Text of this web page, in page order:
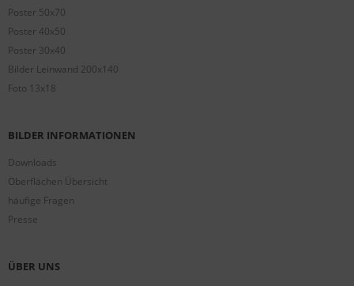
Poster 50x70
Poster 40x50
Poster 30x40
Bilder Leinwand 200x140
Foto 13x18
BILDER INFORMATIONEN
Downloads
Oberflächen Übersicht
häufige Fragen
Presse
ÜBER UNS